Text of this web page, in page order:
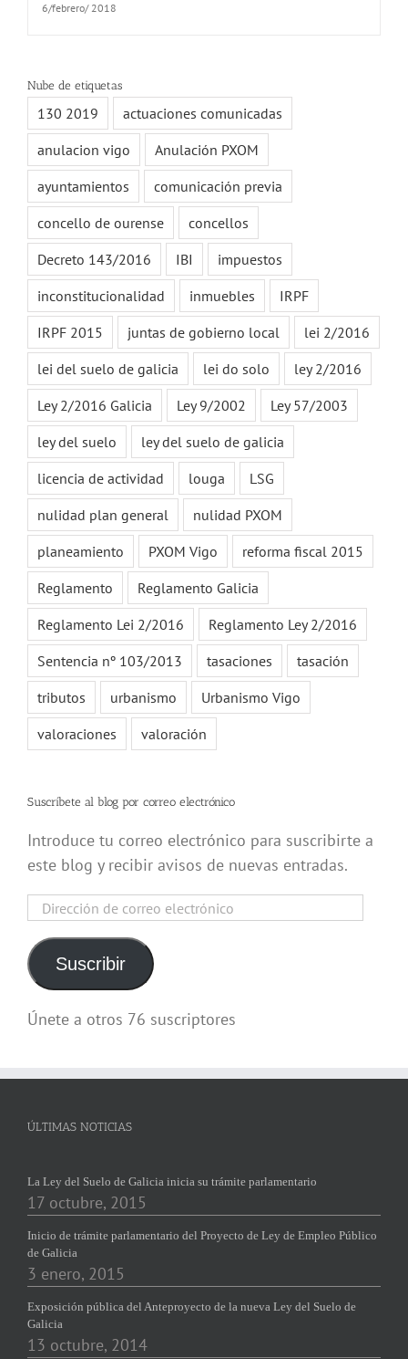
6/febrero/ 2018
Nube de etiquetas
130 2019
actuaciones comunicadas
anulacion vigo
Anulación PXOM
ayuntamientos
comunicación previa
concello de ourense
concellos
Decreto 143/2016
IBI
impuestos
inconstitucionalidad
inmuebles
IRPF
IRPF 2015
juntas de gobierno local
lei 2/2016
lei del suelo de galicia
lei do solo
ley 2/2016
Ley 2/2016 Galicia
Ley 9/2002
Ley 57/2003
ley del suelo
ley del suelo de galicia
licencia de actividad
louga
LSG
nulidad plan general
nulidad PXOM
planeamiento
PXOM Vigo
reforma fiscal 2015
Reglamento
Reglamento Galicia
Reglamento Lei 2/2016
Reglamento Ley 2/2016
Sentencia nº 103/2013
tasaciones
tasación
tributos
urbanismo
Urbanismo Vigo
valoraciones
valoración
Suscríbete al blog por correo electrónico
Introduce tu correo electrónico para suscribirte a
este blog y recibir avisos de nuevas entradas.
Dirección
correo
electrónico
Suscribir
Únete a otros 76 suscriptores
ÚLTIMAS NOTICIAS
La Ley del Suelo de Galicia inicia su trámite parlamentario
17 octubre, 2015
Inicio de trámite parlamentario del Proyecto de Ley de Empleo Público
de Galicia
3 enero, 2015
Exposición pública del Anteproyecto de la nueva Ley del Suelo de
Galicia
13 octubre, 2014